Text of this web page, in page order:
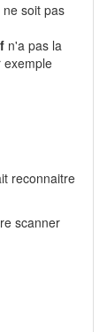
ne soit pas
n'a pas la
exemple
reconnaitre
scanner